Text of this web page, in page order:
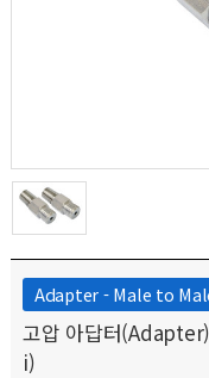
Adapter - Male to
고압 아답터
i)